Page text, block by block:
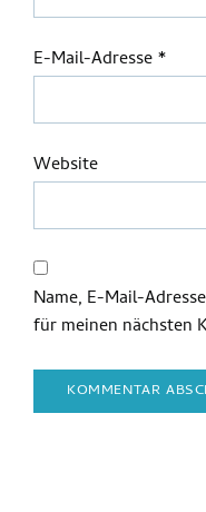
E-Mail-Adresse*
Website
Name, E-Mail-
für meinen nächsten